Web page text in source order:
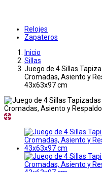
Relojes
Zapateros
Inicio
Sillas
Juego de 4 Sillas
Cromadas, Asiento y
43x63x97 cm